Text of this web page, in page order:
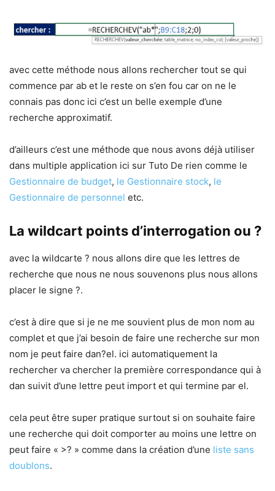
avec cette méthode nous allons rechercher tout se qui
commence par ab et le reste on s’en fou car on ne le
connais pas donc ici c’est un belle exemple d’une
recherche approximatif.
d’ailleurs c’est une méthode que nous avons déjà utiliser
dans multiple application ici sur Tuto De rien comme le
Gestionnaire de budget, le Gestionnaire stock, le
Gestionnaire de personnel etc.
La wildcart points d’interrogation ou ?
avec la wildcarte ? nous allons dire que les lettres de
recherche que nous ne nous souvenons plus nous allons
placer le signe ?.
c’est à dire que si je ne me souvient plus de mon nom au
complet et que j’ai besoin de faire une recherche sur mon
nom je peut faire dan?el. ici automatiquement la
rechercher va chercher la première correspondance qui à
dan suivit d’une lettre peut import et qui termine par el.
cela peut être super pratique surtout si on souhaite faire
une recherche qui doit comporter au moins une lettre on
peut faire « >? » comme dans la création d’une liste sans
doublons.